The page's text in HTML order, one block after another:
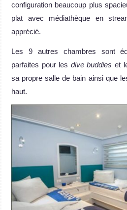
configuration beaucoup plus
plat avec médiathèque en
apprécié.
Les 9 autres chambres sont
parfaites pour les dive buddies et
sa propre salle de bain ainsi que
haut.